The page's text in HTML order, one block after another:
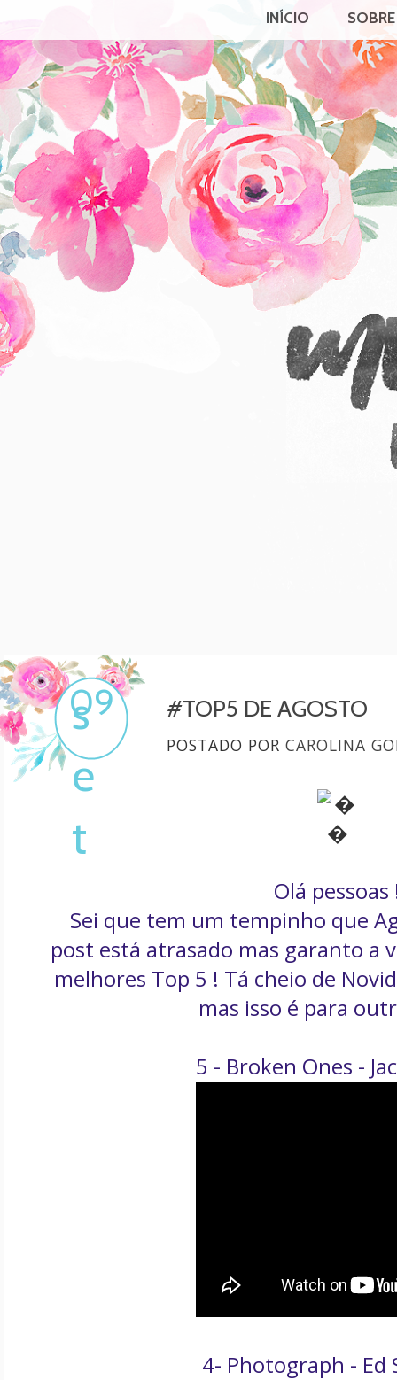
INÍCIO SOBRE
09
s
e
t
#TOP5 DE AGOSTO
POSTADO POR CAROLINA
Olá pessoas
Sei que tem um tempinho que
post está atrasado mas garanto a
melhores Top 5 ! Tá cheio de
mas isso é para
5 - Broken Ones -
4- Photograph - Ed